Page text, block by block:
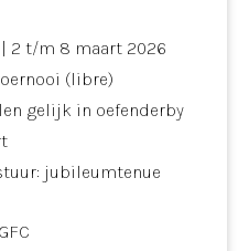
| 2 t/m 8 maart 2026
(libre)
gelijk in oefenderby
jubileumtenue